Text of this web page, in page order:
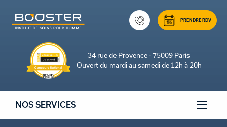
PRENDRE RDV
34 rue de Provence - 75009 Paris
Ouvert du mardi au samedi de 12h à 20h
NOS SERVICES